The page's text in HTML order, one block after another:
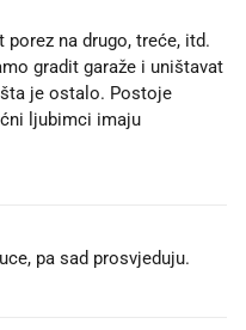
na drugo, treće, itd.
gradit garaže i uništavat
je ostalo. Postoje
ljubimci imaju
pa sad prosvjeduju.